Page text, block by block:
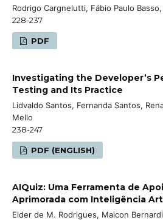
Rodrigo Cargnelutti, Fábio Paulo
228-237
PDF
Investigating the Developer’s
Testing and Its Practice
Lidvaldo Santos, Fernanda Santos,
Mello
238-247
PDF (ENGLISH)
AIQuiz: Uma Ferramenta de
Aprimorada com Inteligência
Elder de M. Rodrigues, Maicon